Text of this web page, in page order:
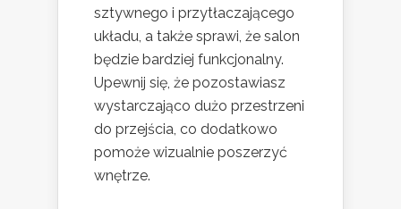
sztywnego i przytłaczającego
układu, a także sprawi, że salon
będzie bardziej funkcjonalny.
Upewnij się, że pozostawiasz
wystarczająco dużo przestrzeni
do przejścia, co dodatkowo
pomoże wizualnie poszerzyć
wnętrze.